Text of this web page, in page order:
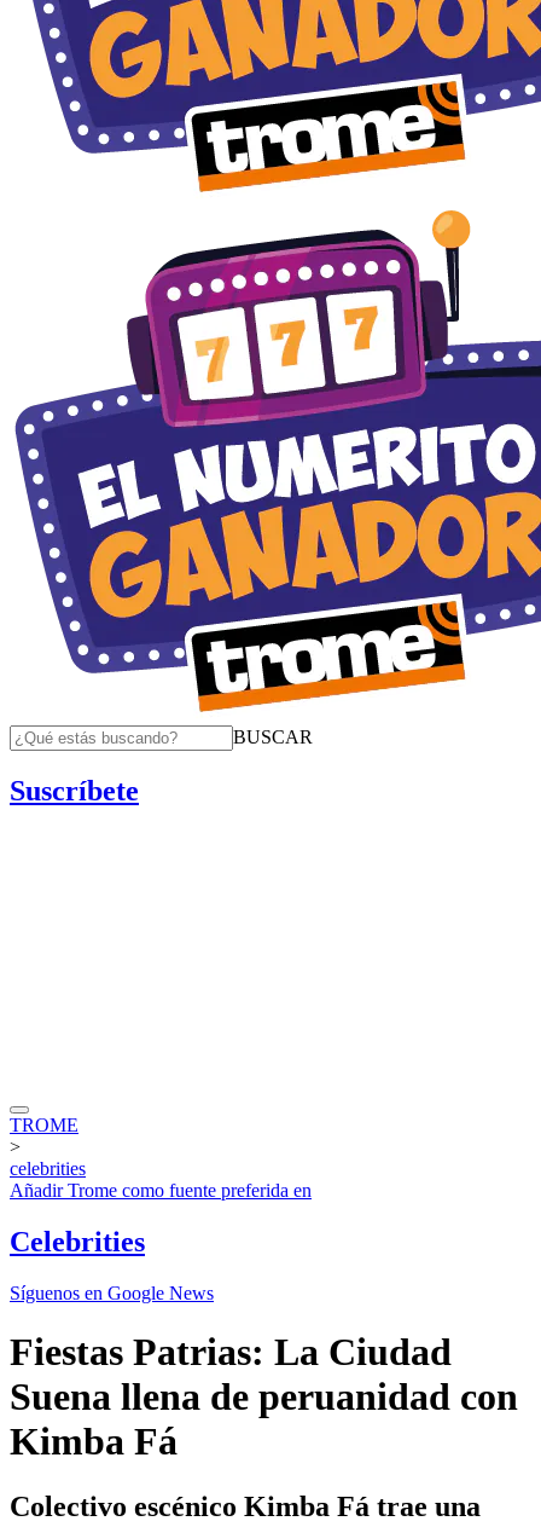
BUSCAR
Suscríbete
TROME
>
celebrities
AñadirTrome como fuente preferida en
Celebrities
Síguenos en Google News
Fiestas Patrias: La Ciudad
Suena llena de peruanidad con
Kimba Fá
Colectivo escénico Kimba Fá trae una